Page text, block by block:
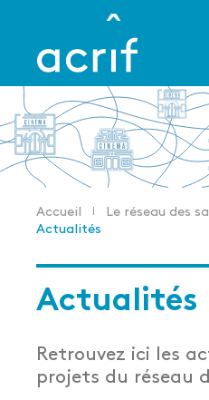
contenu
principal
Fil
Accueil
Le réseau des
Actualités
Actualités
Retrouvez ici les
projets du réseau